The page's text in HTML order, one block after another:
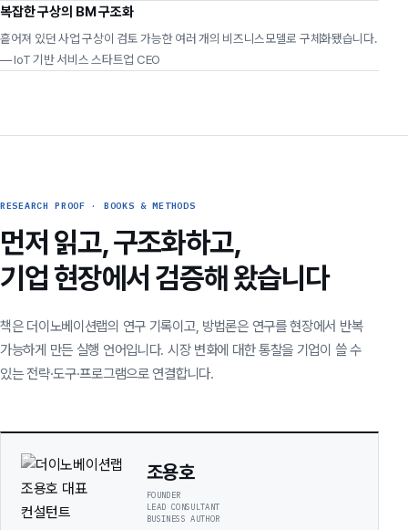
복잡한 구상의 BM 구조화
흩어져 있던 사업 구상이 검토 가능한 여러 개의 비즈니스모델로 구체화됐습니다.
— IoT 기반 서비스 스타트업 CEO
RESEARCH PROOF · BOOKS & METHODS
먼저 읽고, 구조화하고,
기업 현장에서 검증해 왔습니다
책은 더이노베이션랩의 연구 기록이고, 방법론은 연구를 현장에서 반복
가능하게 만든 실행 언어입니다. 시장 변화에 대한 통찰을 기업이 쓸 수
있는 전략·도구·프로그램으로 연결합니다.
조용호
FOUNDER
LEAD CONSULTANT
BUSINESS AUTHOR